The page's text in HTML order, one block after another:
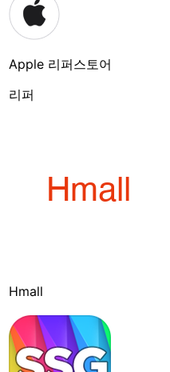
Apple 리퍼스토어
리퍼
Hmall